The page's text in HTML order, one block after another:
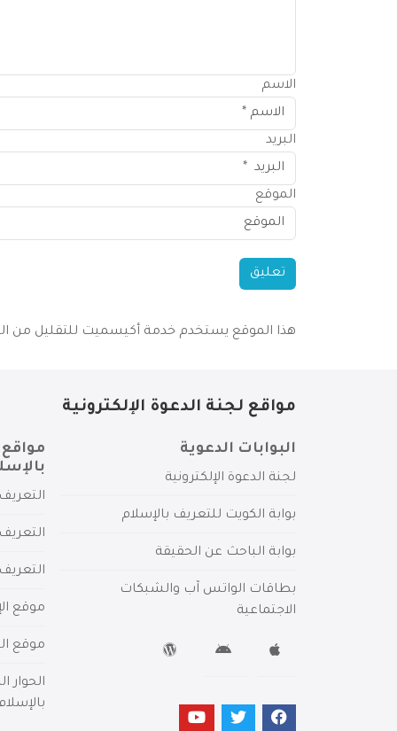
الاسم
البريد
الموقع
هذا الموقع يستخدم خدمة أكيسميت للتقليل من
مواقع لجنة الدعوة الإلكترونية
البوابات الدعوية
لجنة الدعوة الإلكترونية
بوابة الكويت للتعريف بالإسلام
بوابة الباحث عن الحقيقة
بطاقات الواتس آب والشبكات
الاجتماعية
موقع
موقع
الحوار